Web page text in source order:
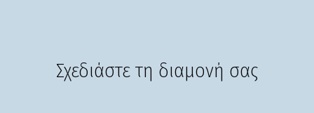
Σχεδιάστε τη διαμονή σας